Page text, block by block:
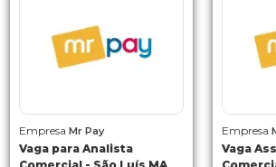
Empresa Mr Pay
Vaga para Analista
Empresa
Vaga